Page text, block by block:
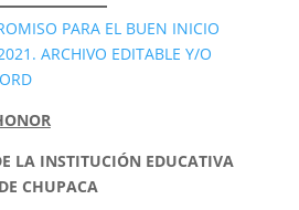
PARA EL BUEN INICIO
ARCHIVO EDITABLE Y/O
LA INSTITUCIÓN EDUCATIVA
CHUPACA